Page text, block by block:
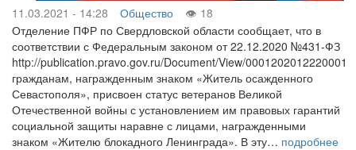
11.03.2021 - 14:28 Общество
18
Отделение ПФР по Свердловской области сообщает, что в
соответствии с Федеральным законом от 22.12.2020 №431-ФЗ
http://publication.pravo.gov.ru/Document/View/0001202012220001
гражданам, награжденным знаком «Житель осажденного
Севастополя», присвоен статус ветеранов Великой
Отечественной войны с установлением им правовых гарантий
социальной защиты наравне с лицами, награжденными
знаком «Жителю блокадного Ленинграда». В эту… подробнее